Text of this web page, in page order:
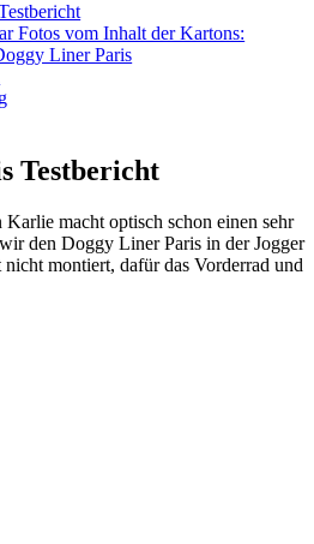
Fotos vom Inhalt der Kartons:
Liner Paris
Testbericht
macht optisch schon einen sehr
den Doggy Liner Paris in der Jogger
montiert, dafür das Vorderrad und